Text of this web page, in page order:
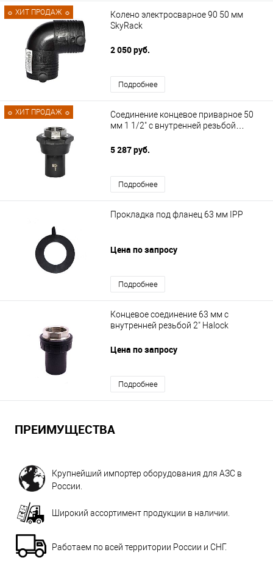
☼ ХИТ ПРОДАЖ ☼
Колено электросварное 90 50 мм
SkyRack
2 050 руб.
Подробнее
☼ ХИТ ПРОДАЖ ☼
Соединение концевое приварное 50
мм 1 1/2" с внутренней резьбой
5 287 руб.
Подробнее
Прокладка под фланец 63 мм IPP
Цена по запросу
Подробнее
Концевое соединение 63 мм с
внутренней резьбой 2" Halock
Цена по запросу
Подробнее
ПРЕИМУЩЕСТВА
Крупнейший импортер оборудования для АЗС в
России.
Широкий ассортимент продукции в наличии.
Работаем по всей территории России и СНГ.